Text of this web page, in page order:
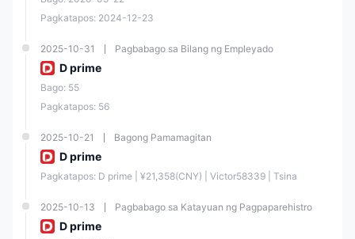
broker upang makakuha ng pinakamahusay na presyo. Nang walang
Cent account demo account, maaaring mas kaunti ang pagkakataon
platforma.
Mga Madalas Itanong (FAQs)
Legit ba ang Doo Prime?
(Offshore), at ASIC.
Magkano ang minimum deposit na kailangan para magbukas ng
account sa Doo Prime?
Prime ay $100.
Ano ang maximum leverage na available sa Doo Prime?
Pagkatapos: 2024-12-23
2025-10-31 Pagbabago sa Bilang ng Empleyado
D prime
Bago: 55
Pagkatapos: 56
2025-10-21 Bagong Pamamagitan
D prime
Pagkatapos: D prime | ¥21,358(CNY) | Victor58339 | Tsina
2025-10-13 Pagbabago sa Katayuan ng Pagpaparehistro
D prime